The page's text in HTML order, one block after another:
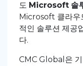
도 Microsoft 솔
Microsoft 클라우
적인 솔루션 제공
다.
CMC Global은 기